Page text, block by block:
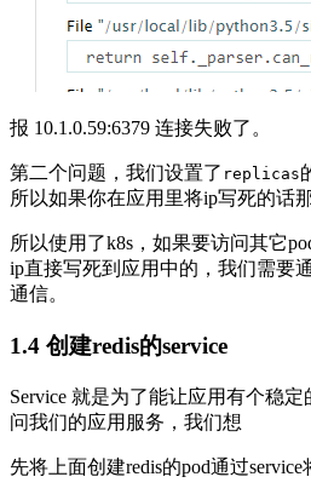
报 10.1.0.59:6379 连接失败了。
第二个问题，我们设置了 replicas
所以如果你在应用里将ip写死的话
所以使用了k8s，如果要访问其它
ip直接写死到应用中的，我们需要
通信。
1.4 创建redis的service
Service 就是为了能让应用有个稳
问我们的应用服务，我们想
先将上面创建redis的pod通过